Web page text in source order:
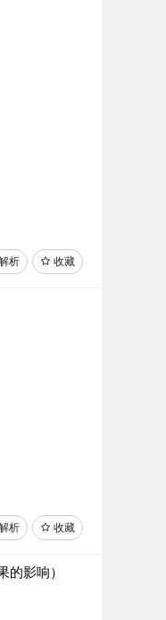
收藏
析
收藏
析
的影响）